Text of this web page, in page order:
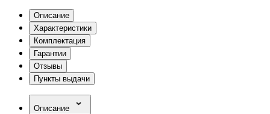
Описание
Характеристики
Комплектация
Гарантии
Отзывы
Пункты выдачи
Описание